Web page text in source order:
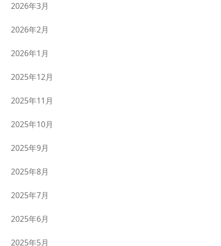
2026年3月
2026年2月
2026年1月
2025年12月
2025年11月
2025年10月
2025年9月
2025年8月
2025年7月
2025年6月
2025年5月